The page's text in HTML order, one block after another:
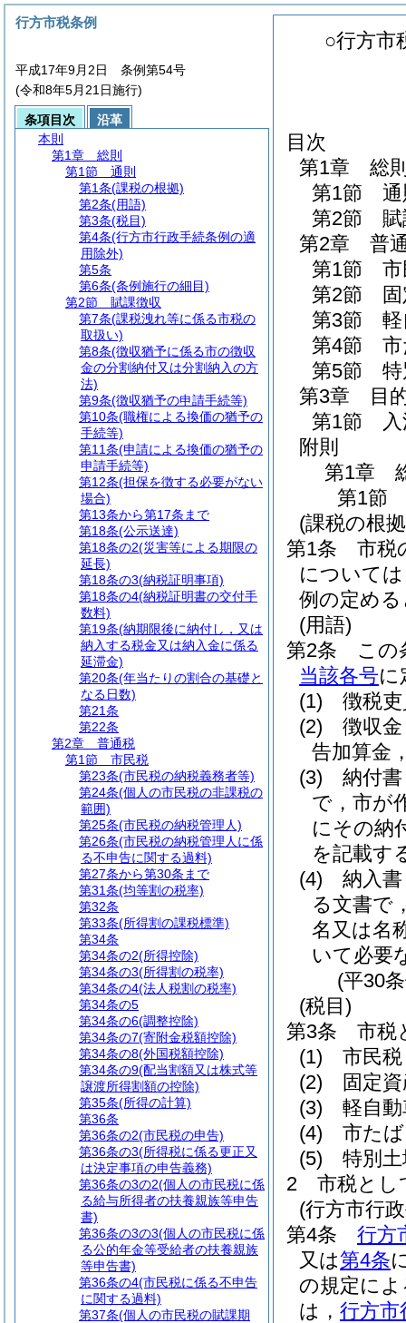
○行方市
目次
第1章
総
第1節
第2節
第2章
普
第1節
第2節
第3節
第4節
第5節
第3章
目
第1節
附則
第1章
第1節
(課税の根
第1条
市税
について
例の定め
(用語)
第2条
この
当該各号に
(1)
徴税
(2)
徴収
告加算金
(3)
納付
で，市が
にその納
を記載す
(4)
納入
る文書で
名又は名
いて必要
(平30
(税目)
第3条
市税
(1)
市民税
(2)
固定
(3)
軽自
(4)
市た
(5)
特別
2
市税とし
(行方市行
第4条
行方
又は第4条
の規定に
は， 行方市
行方市税条例
平成17年9月2日 条例第54号
(令和8年5月21日施行)
条項目次
沿革
本則
第1章
総則
第1節
通則
第1条(課税の根拠)
第2条(用語)
第3条(税目)
第4条(行方市行政手続条例の適
用除外)
第5条
第6条(条例施行の細目)
第2節
賦課徴収
第7条(課税洩れ等に係る市税の
取扱い)
第8条(徴収猶予に係る市の徴収
金の分割納付又は分割納入の方
法)
第9条(徴収猶予の申請手続等)
第10条(職権による換価の猶予の
手続等)
第11条(申請による換価の猶予の
申請手続等)
第12条(担保を徴する必要がない
場合)
第13条から第17条まで
第18条(公示送達)
第18条の2(災害等による期限の
延長)
第18条の3(納税証明事項)
第18条の4(納税証明書の交付手
数料)
第19条(納期限後に納付し，又は
納入する税金又は納入金に係る
延滞金)
第20条(年当たりの割合の基礎と
なる日数)
第21条
第22条
第2章
普通税
第1節
市民税
第23条(市民税の納税義務者等)
第24条(個人の市民税の非課税の
範囲)
第25条(市民税の納税管理人)
第26条(市民税の納税管理人に係
る不申告に関する過料)
第27条から第30条まで
第31条(均等割の税率)
第32条
第33条(所得割の課税標準)
第34条
第34条の2(所得控除)
第34条の3(所得割の税率)
第34条の4(法人税割の税率)
第34条の5
第34条の6(調整控除)
第34条の7(寄附金税額控除)
第34条の8(外国税額控除)
第34条の9(配当割額又は株式等
譲渡所得割額の控除)
第35条(所得の計算)
第36条
第36条の2(市民税の申告)
第36条の3(所得税に係る更正又
は決定事項の申告義務)
第36条の3の2(個人の市民税に係
る給与所得者の扶養親族等申告
書)
第36条の3の3(個人の市民税に係
る公的年金等受給者の扶養親族
等申告書)
第36条の4(市民税に係る不申告
に関する過料)
第37条(個人の市民税の賦課期